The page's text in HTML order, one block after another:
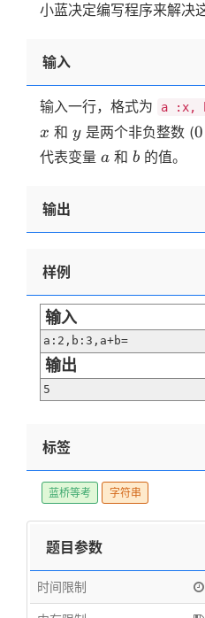
小蓝决定编写程序来解决
输入
输入一行，格式为 a :x,
x 和 y
y是两个非负整数 (0
代表变量 a
a 和 b
b 的值。
输出
样例
输入
a:2,b:3,a+b=
输出
5
标签
蓝桥等考 字符串
题目参数
时间限制